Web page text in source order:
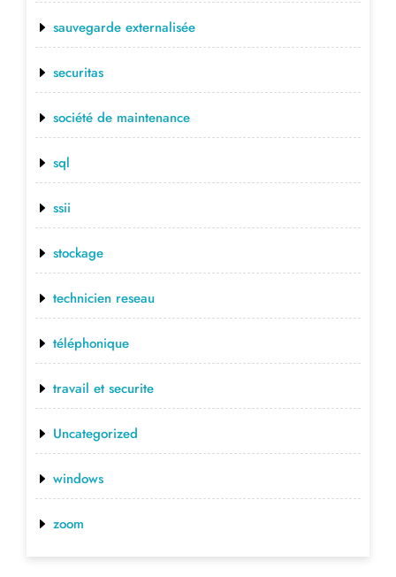
sauvegarde externalisée
securitas
société de maintenance
sql
ssii
stockage
technicien reseau
téléphonique
travail et securite
Uncategorized
windows
zoom